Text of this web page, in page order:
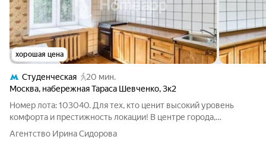
хорошая цена
Студенческая
20 мин.
Москва, набережная Тараса Шевченко,3к2
Номер лота: 103040. Для тех, кто ценит высокий уровень
комфорта и престижность локации! В центре города,
окруженный тишиной и зеленью! Продается 2-х комнатная
квартира на 3 этаже (2-й жилой этаж, 1-й этаж нежилой) 12-ти
Агентство Ирина Сидорова